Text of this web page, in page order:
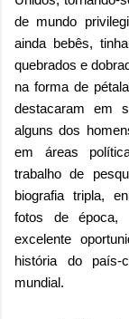
de mundo
ainda bebês,
quebrados e
na forma de
destacaram em
alguns dos
em áreas
trabalho de
biografia tripla,
fotos de época,
excelente
história do país-
mundial.